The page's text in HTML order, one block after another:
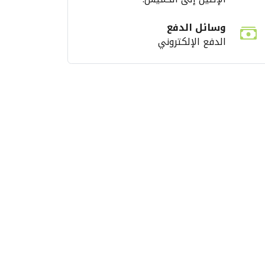
وسائل الدفع
الدفع الإلكتروني